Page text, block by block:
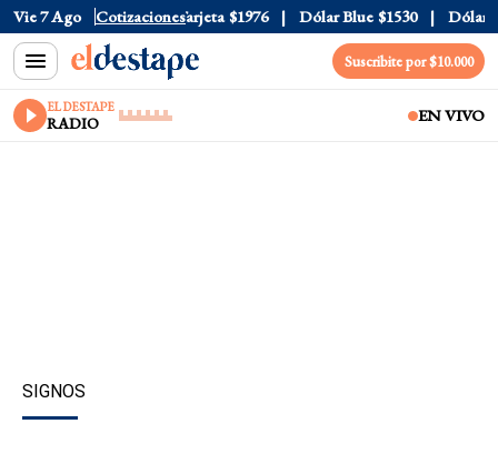
Vie 7 Ago Cotizaciones
$1520 Dólar Tarjeta $1976 Dólar Blue $1530 Dólar CCL
Suscribite por $10.000
EL DESTAPE
RADIO EN VIVO
SIGNOS